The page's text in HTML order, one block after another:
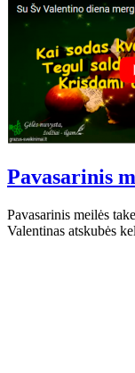
Pavasarinis
Pavasarinis meilės
Valentinas atskubės